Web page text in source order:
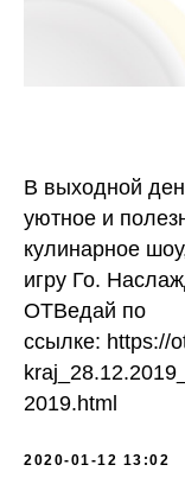
В выходной
уютное и
кулинарное
игру Го.
ОТВедай по
ссылке: https://
2019.html
2020-01-12 13:02